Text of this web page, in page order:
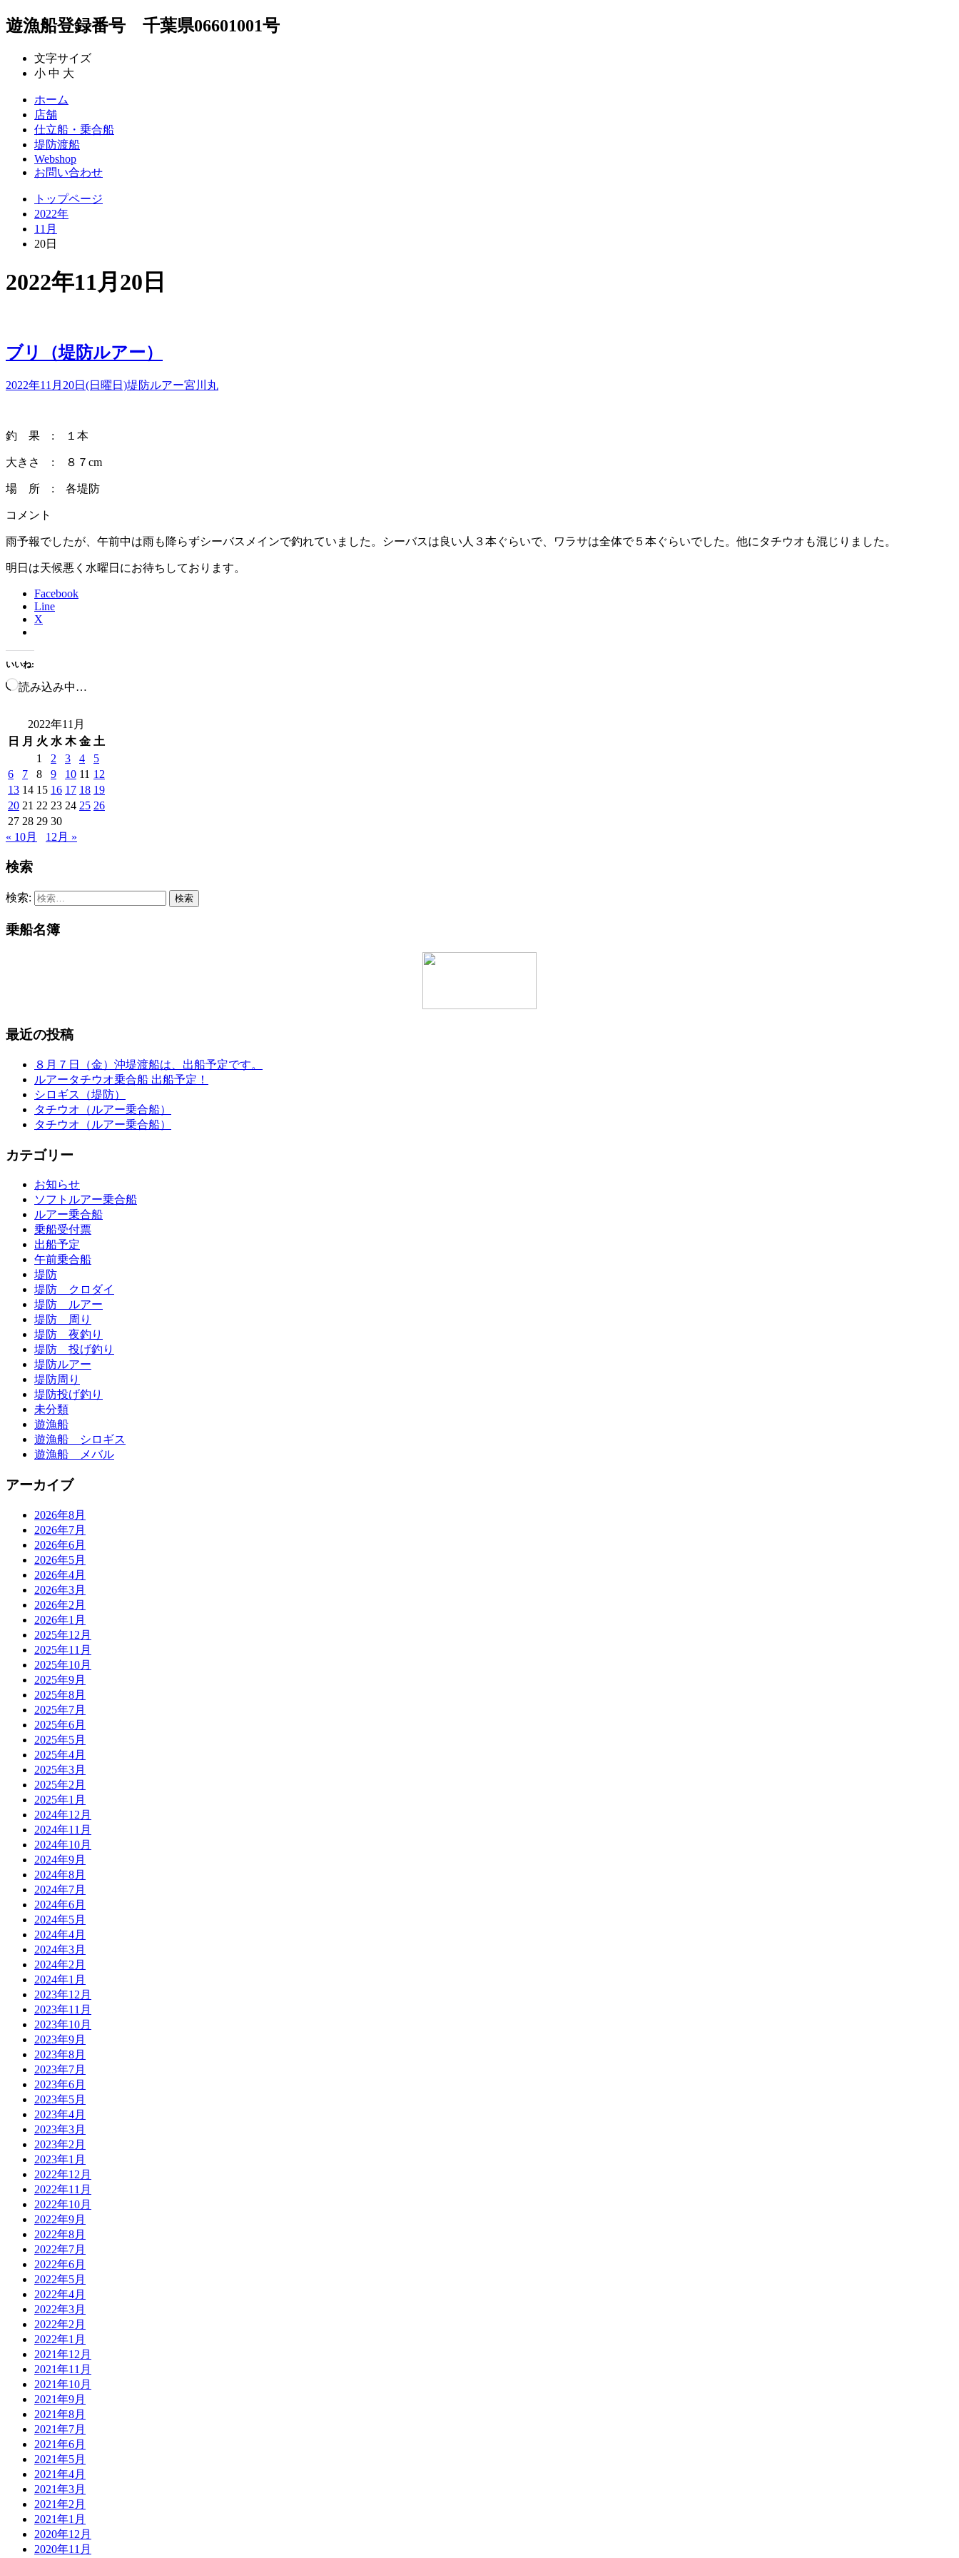
遊漁船登録番号 千葉県06601001号
文字サイズ
小 中 大
ホーム
店舗
仕立船・乗合船
堤防渡船
Webshop
お問い合わせ
トップページ
2022年
11月
20日
2022年11月20日
ブリ（堤防ルアー）
2022年11月20日(日曜日)堤防ルアー宮川丸
釣 果 : １本
大きさ : ８７cm
場 所 : 各堤防
コメント
雨予報でしたが、午前中は雨も降らずシーバスメインで釣れていました。シーバスは良い人３本ぐらいで、ワラサは全体で５本ぐらいでした。他にタチウオも混じりました。
明日は天候悪く水曜日にお待ちしております。
Facebook
Line
X
いいね:
読み込み中…
2022年11月
日
月 火 水 木 金 土
1
2 3 4
5
6
7 8 9 10 11 12
13 14 15 16 17 18 19
20 21 22 23 24 25 26
27 28 29 30
« 10月
12月 »
検索
検索:
乗船名簿
最近の投稿
８月７日（金）沖堤渡船は、出船予定です。
ルアータチウオ乗合船 出船予定！
シロギス（堤防）
タチウオ（ルアー乗合船）
タチウオ（ルアー乗合船）
カテゴリー
お知らせ
ソフトルアー乗合船
ルアー乗合船
乗船受付票
出船予定
午前乗合船
堤防
堤防 クロダイ
堤防 ルアー
堤防 周り
堤防 夜釣り
堤防 投げ釣り
堤防ルアー
堤防周り
堤防投げ釣り
未分類
遊漁船
遊漁船 シロギス
遊漁船 メバル
アーカイブ
2026年8月
2026年7月
2026年6月
2026年5月
2026年4月
2026年3月
2026年2月
2026年1月
2025年12月
2025年11月
2025年10月
2025年9月
2025年8月
2025年7月
2025年6月
2025年5月
2025年4月
2025年3月
2025年2月
2025年1月
2024年12月
2024年11月
2024年10月
2024年9月
2024年8月
2024年7月
2024年6月
2024年5月
2024年4月
2024年3月
2024年2月
2024年1月
2023年12月
2023年11月
2023年10月
2023年9月
2023年8月
2023年7月
2023年6月
2023年5月
2023年4月
2023年3月
2023年2月
2023年1月
2022年12月
2022年11月
2022年10月
2022年9月
2022年8月
2022年7月
2022年6月
2022年5月
2022年4月
2022年3月
2022年2月
2022年1月
2021年12月
2021年11月
2021年10月
2021年9月
2021年8月
2021年7月
2021年6月
2021年5月
2021年4月
2021年3月
2021年2月
2021年1月
2020年12月
2020年11月